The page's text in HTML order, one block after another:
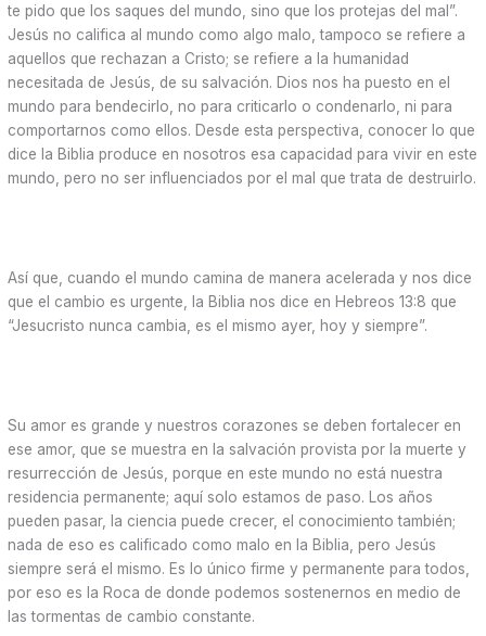
te pido que los saques del mundo, sino que los protejas del mal”.
Jesús no califica al mundo como algo malo, tampoco se refiere a
aquellos que rechazan a Cristo; se refiere a la humanidad
necesitada de Jesús, de su salvación. Dios nos ha puesto en el
mundo para bendecirlo, no para criticarlo o condenarlo, ni para
comportarnos como ellos. Desde esta perspectiva, conocer lo que
dice la Biblia produce en nosotros esa capacidad para vivir en este
mundo, pero no ser influenciados por el mal que trata de destruirlo.
Así que, cuando el mundo camina de manera acelerada y nos dice
que el cambio es urgente, la Biblia nos dice en Hebreos 13:8 que
“Jesucristo nunca cambia, es el mismo ayer, hoy y siempre”.
Su amor es grande y nuestros corazones se deben fortalecer en
ese amor, que se muestra en la salvación provista por la muerte y
resurrección de Jesús, porque en este mundo no está nuestra
residencia permanente; aquí solo estamos de paso. Los años
pueden pasar, la ciencia puede crecer, el conocimiento también;
nada de eso es calificado como malo en la Biblia, pero Jesús
siempre será el mismo. Es lo único firme y permanente para todos,
por eso es la Roca de donde podemos sostenernos en medio de
las tormentas de cambio constante.